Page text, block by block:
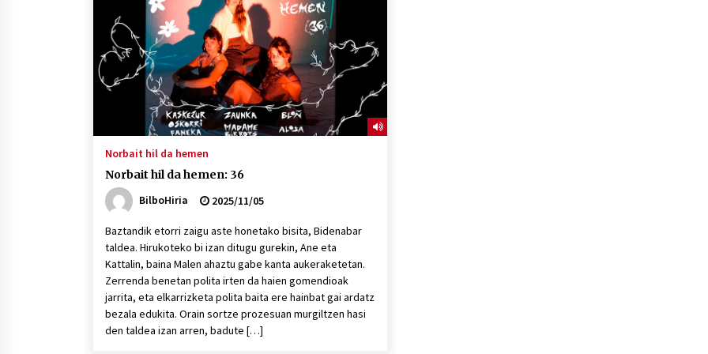
protagonista
2026/07/16
POTTO: San Pedro jaietako bertso-
saioa
2026/07/09
Auritz Iñurrietaren margoak
Norbait hil da hemen
Norbait hil da hemen: 36
BilboHiria
2025/11/05
Baztandik etorri zaigu aste honetako bisita, Bidenabar
taldea. Hirukoteko bi izan ditugu gurekin, Ane eta
Kattalin, baina Malen ahaztu gabe kanta aukeraketetan.
Zerrenda benetan polita irten da haien gomendioak
jarrita, eta elkarrizketa polita baita ere hainbat gai ardatz
bezala edukita. Orain sortze prozesuan murgiltzen hasi
den taldea izan arren, badute […]